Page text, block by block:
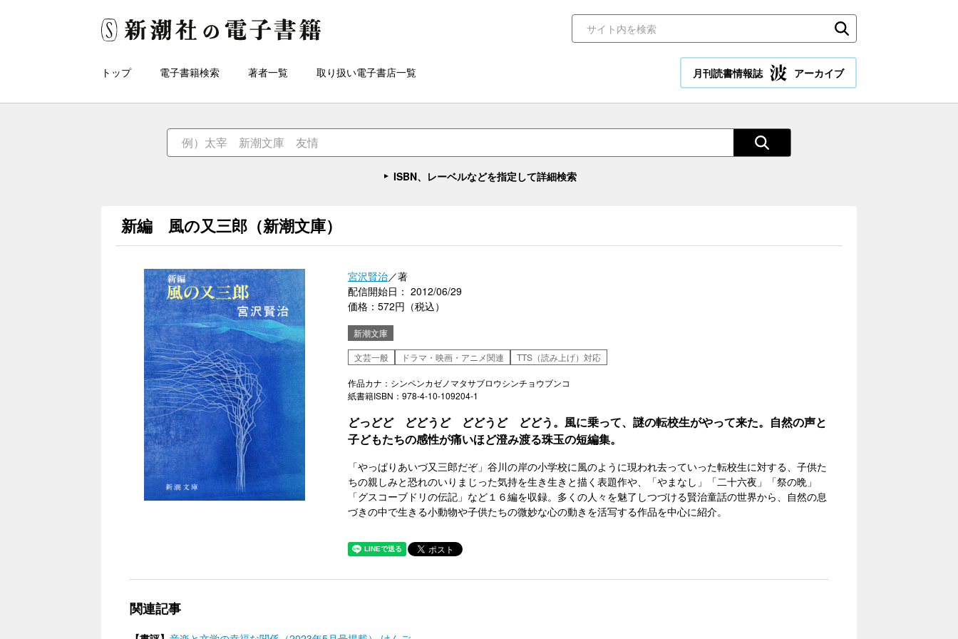
トップ 電子書籍検索 著者一覧 取り扱い電子書店一覧 月刊読書情報誌 アーカイブ
ISBN、レーベルなどを指定して詳細検索
新編 風の又三郎（新潮文庫）
宮沢賢治／著
配信開始日： 2012/06/29
価格：572円（税込）
新潮文庫
文芸一般
ドラマ・映画・アニメ関連 TTS（読み上げ）対応
作品カナ：シンペンカゼノマタサブロウシンチョウブンコ
紙書籍ISBN：978-4-10-109204-1
どっどど どどうど どどうど どどう。風に乗って、謎の転校生がやって来た。自然の声と
子どもたちの感性が痛いほど澄み渡る珠玉の短編集。
「やっぱりあいづ又三郎だぞ」谷川の岸の小学校に風のように現われ去っていった転校生に対する、子供た
ちの親しみと恐れのいりまじった気持を生き生きと描く表題作や、「やまなし」「二十六夜」「祭の晩」
「グスコーブドリの伝記」など１６編を収録。多くの人々を魅了しつづける賢治童話の世界から、自然の息
づきの中で生きる小動物や子供たちの微妙な心の動きを活写する作品を中心に紹介。
関連記事